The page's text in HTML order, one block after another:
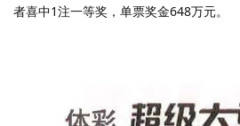
者喜中1注一等奖，单票奖金648万元。